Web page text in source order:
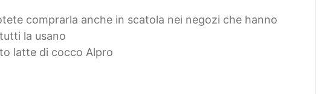
comprarla anche in scatola nei negozi che hanno
la usano
latte di cocco Alpro